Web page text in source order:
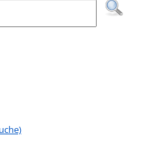
nach der Sie